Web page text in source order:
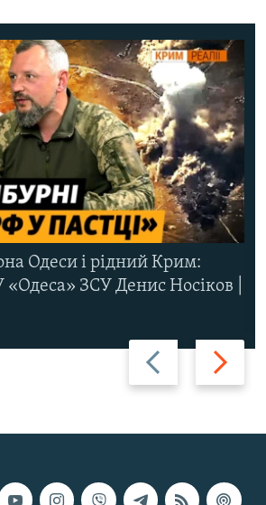
Назад Вперед
Одеси і рідний Крим:
ЗСУ Денис Носіков |